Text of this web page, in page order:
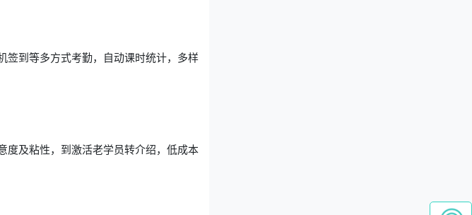
签到等多方式考勤，自动课时统计，多样
度及粘性，到激活老学员转介绍，低成本